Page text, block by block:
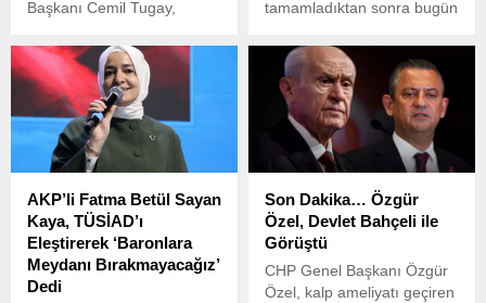
Başkanı Cemil Tugay,
Olağanüstü Kurultayı’nın
iptali istemiyle açılan
davaya ilişkin sosyal medya
hesabından dikkat çeken bir
açıklama yaptı. Ankara 42.
Asliye Hukuk
üçüncü duruşma öncesinde
ya da sonrasında bir karar
verileceğini belirten Tugay,
adalet vurgusu yaptı.
tamamladıktan sonra bugün
Kongresi’ni gerçekleştirdi.
AKP’li Fatma Betül Sayan
Kaya, TÜSİAD’ı
Eleştirerek ‘Baronlara
Meydanı Bırakmayacağız’
Dedi
Son Dakika… Özgür
Özel, Devlet Bahçeli ile
Görüştü
CHP Genel Başkanı Özgür
Özel, kalp ameliyatı geçiren